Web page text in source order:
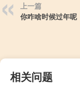
上一篇
你咋啥时候过年呢
相关问题